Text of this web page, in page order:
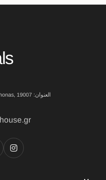
العنوان: Ierou Loxou 10, Kato Souli, Marathonas, 19007